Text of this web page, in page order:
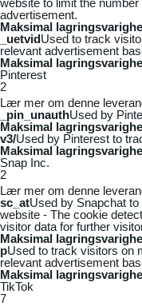
advertisement.
Maksimal
_uetvidUsed to track
relevant advertisement
Maksimal
Pinterest
2
Lær mer om denne
_pin_unauthUsed by
Maksimal
v3/Used by Pinterest to
Maksimal
Snap Inc.
2
Lær mer om denne
sc_atUsed by Snapchat
website - The cookie
visitor data for further
Maksimal
pUsed to track visitors on
relevant advertisement
Maksimal
TikTok
7